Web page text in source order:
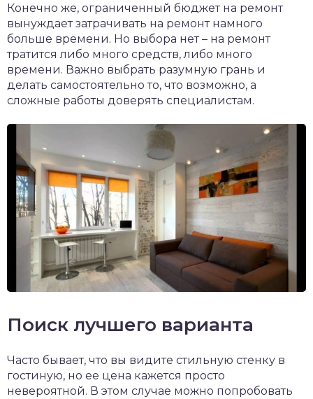
Конечно же, ограниченный бюджет на ремонт
вынуждает затрачивать на ремонт намного
больше времени. Но выбора нет – на ремонт
тратится либо много средств, либо много
времени. Важно выбрать разумную грань и
делать самостоятельно то, что возможно, а
сложные работы доверять специалистам.
Поиск лучшего варианта
Часто бывает, что вы видите стильную стенку в
гостиную, но ее цена кажется просто
невероятной. В этом случае можно попробовать